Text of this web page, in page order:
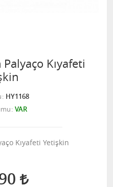
Kıyafeti
HY1168
VAR
Kıyafeti Yetişkin